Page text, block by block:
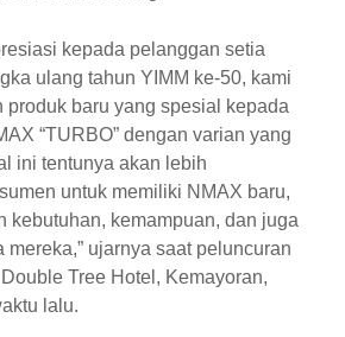
kepada pelanggan setia
ulang tahun YIMM ke-50, kami
produk baru yang spesial kepada
“TURBO” dengan varian yang
ini tentunya akan lebih
untuk memiliki NMAX baru,
kebutuhan, kemampuan, dan juga
mereka,” ujarnya saat peluncuran
Tree Hotel, Kemayoran,
lalu.